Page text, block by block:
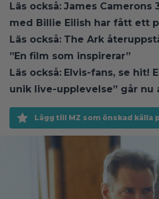
Läs också: James Camerons
med Billie Eilish har fått ett
Läs också: The Ark
”En film som inspirerar”
Läs också: Elvis-fans, se hit!
unik live-upplevelse” går nu
Lägg till MZ som önskad källa